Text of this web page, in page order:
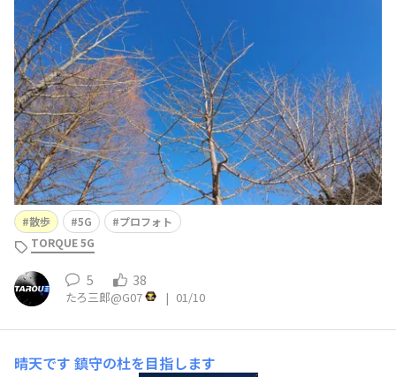
散歩 5G
プロフォト
TORQUE 5G
5 38
たろ三郎@G07 | 01/10
晴天です 鎮守の杜を目指します